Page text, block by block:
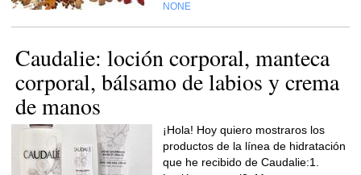
NONE
Caudalie: loción corporal, manteca
corporal, bálsamo de labios y crema
de manos
¡Hola! Hoy quiero mostraros los
productos de la línea de hidratación
que he recibido de Caudalie:1.